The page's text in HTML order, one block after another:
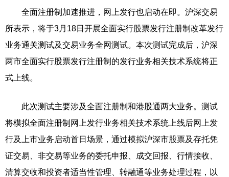
全面注册制加速推进，网上发行也启动在即。沪深交易
所表示，将于3月18日开展全面实行股票发行注册制改革发行
业务通关测试及交易业务全网测试。本次测试完成后，沪深
两市全面实行股票发行注册制的发行业务相关技术系统将正
式上线。
此次测试主要涉及全面注册制和港股通两大业务。测试
将模拟全面注册制网上发行业务相关技术系统上线后网上发
行及上市业务启动首日场景，通过模拟沪深市股票及存托凭
证交易、非交易等业务的委托申报、成交回报、行情接收、
清算交收和投资者适当性管理、转融通等业务处理过程，以